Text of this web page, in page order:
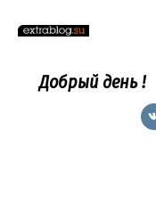
Добрый день !